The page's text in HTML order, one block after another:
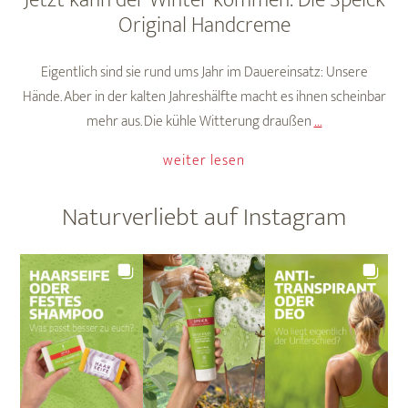
Original Handcreme
Eigentlich sind sie rund ums Jahr im Dauereinsatz: Unsere
Hände. Aber in der kalten Jahreshälfte macht es ihnen scheinbar
mehr aus. Die kühle Witterung draußen…Jetzt
kommen:
Original
Handcreme
weiter lesen
Naturverliebt auf Instagram